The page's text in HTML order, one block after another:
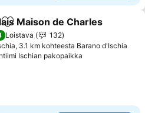
Lisää suosikkeihin
Maison de Charles
Loistava
132
3.1 km kohteesta Barano d'Ischia
Ischian pakopaikka